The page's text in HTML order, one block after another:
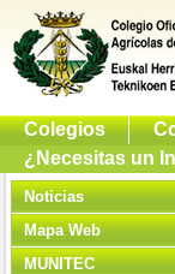
Colegios
¿Necesitas un
Noticias
Mapa Web
MUNITEC